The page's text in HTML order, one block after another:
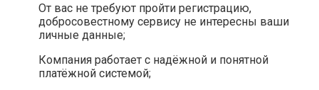
От вас не требуют пройти регистрацию,
добросовестному сервису не интересны ваши
личные данные;
Компания работает с надёжной и понятной
платёжной системой;